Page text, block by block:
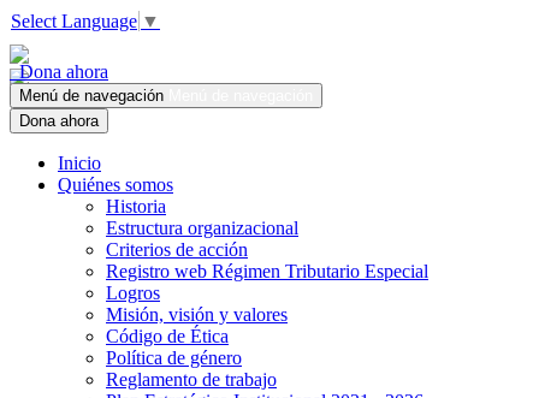
Select Language ▼
Dona ahora
Menú de navegación
Dona ahora
Inicio
Quiénes somos
Historia
Estructura organizacional
Criterios de acción
Registro web Régimen Tributario Especial
Logros
Misión, visión y valores
Código de Ética
Política de género
Reglamento de trabajo